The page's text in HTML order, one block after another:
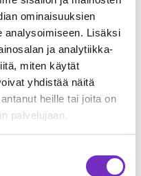
ominaisuuksien
analysoimiseen. Lisäksi
ja analytiikka-
miten käytät
yhdistää näitä
heille tai joita on
palvelujaan.